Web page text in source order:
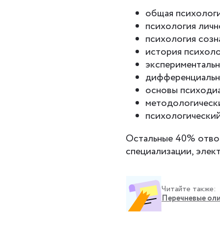
общая
психология
психология
история
основы
Остальные 40%
специализации,
Читайте также:
Перечневые